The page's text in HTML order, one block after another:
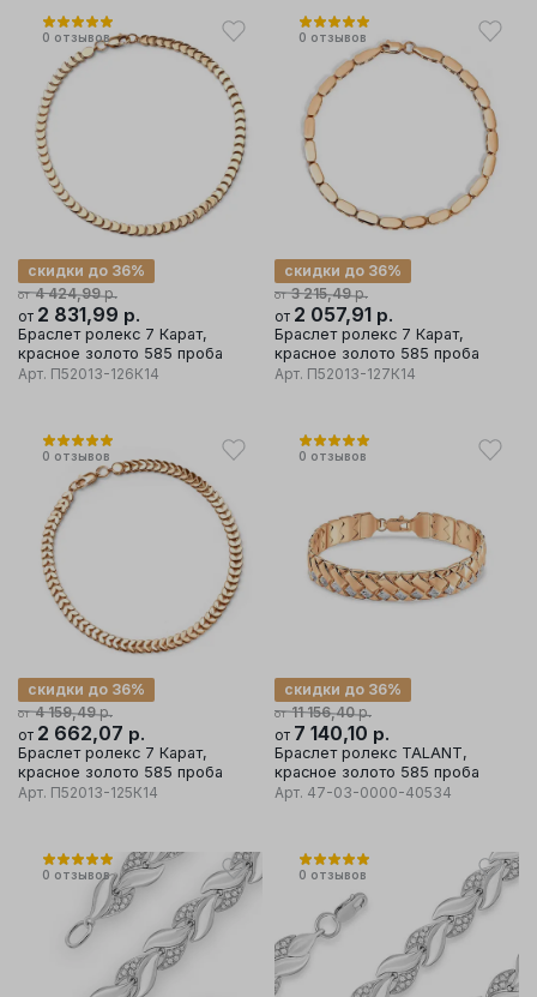
0 отзывов
от 4 424,99р.
скидки до 36%
от 2 831,99 р.
Браслет ролекс 7 Карат,
красное золото 585 проба
Арт. П52013-126К14
0 отзывов
от 3 215,49р.
скидки до 36%
от 2 057,91 р.
Браслет ролекс 7 Карат,
красное золото 585 проба
Арт. П52013-127К14
0 отзывов
от 4 159,49р.
скидки до 36%
от 2 662,07 р.
Браслет ролекс 7 Карат,
красное золото 585 проба
Арт. П52013-125К14
0 отзывов
от 11 156,40р.
скидки до 36%
от 7 140,10 р.
Браслет ролекс TALANT,
красное золото 585 проба
Арт. 47-03-0000-40534
0 отзывов 0 отзывов